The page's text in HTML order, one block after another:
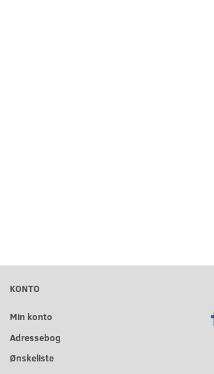
KONTO
Min konto
Adressebog
Ønskeliste